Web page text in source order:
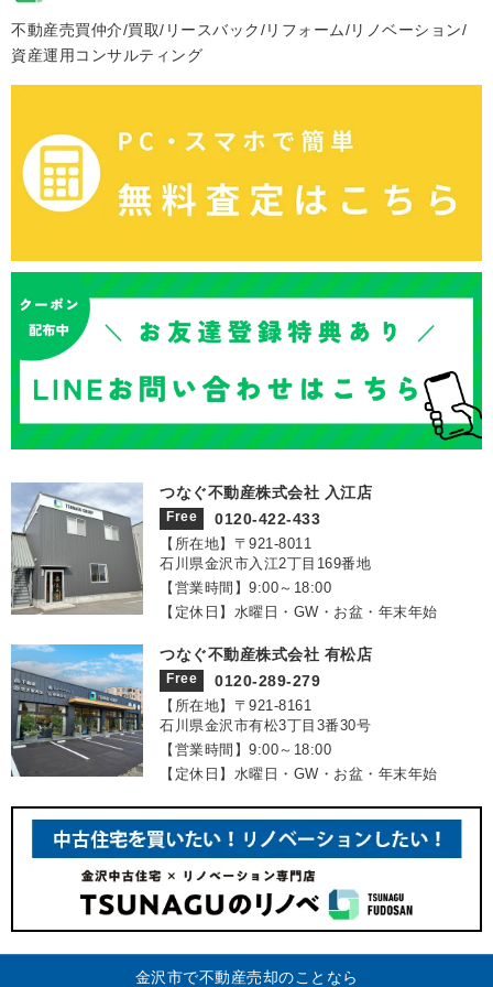
不動産売買仲介/買取/リースバック/リフォーム/リノベーション/
資産運用コンサルティング
つなぐ不動産株式会社 入江店
Free 0120-422-433
【所在地】〒921‐8011
石川県金沢市入江2丁目169番地
【営業時間】9:00～18:00
【定休日】水曜日・GW・お盆・年末年始
つなぐ不動産株式会社 有松店
Free 0120-289-279
【所在地】〒921‐8161
石川県金沢市有松3丁目3番30号
【営業時間】9:00～18:00
【定休日】水曜日・GW・お盆・年末年始
金沢市で不動産売却のことなら